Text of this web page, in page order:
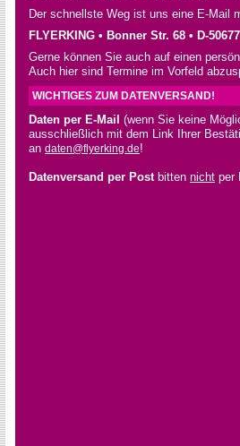
Der schnellste Weg ist uns eine E-Mail
FLYERKING • Bonner Str. 68 • D-
Gerne können Sie auch auf einen
Auch hier sind Termine im Vorfeld
WICHTIGES ZUM DATENVERSAND!
Daten per E-Mail (wenn Sie keine
ausschließlich mit dem Link Ihrer
an daten@flyerking.de!
Datenversand per Postbitten nicht per